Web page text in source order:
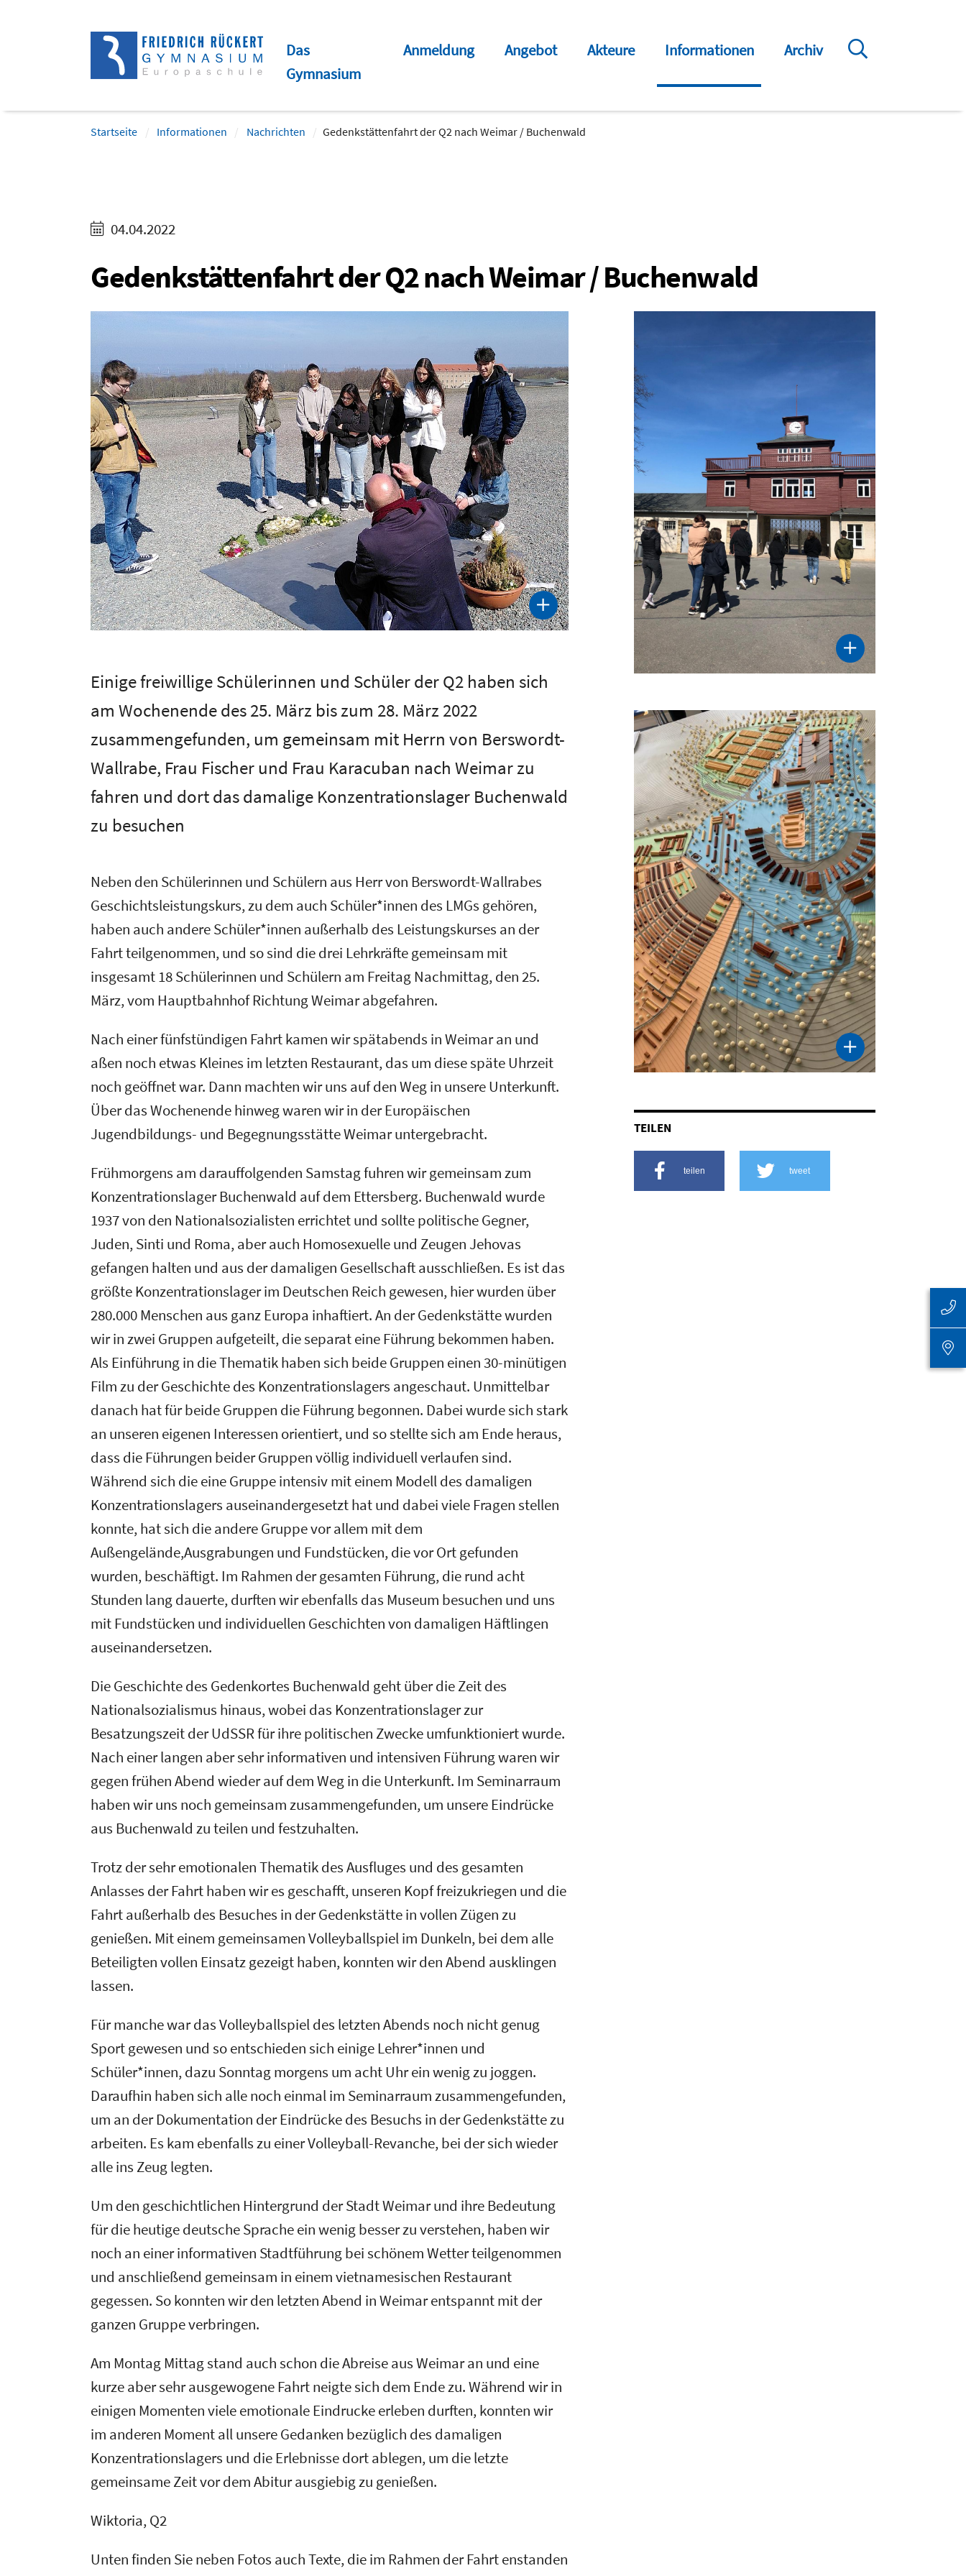
Das
Gymnasium
Anmeldung Angebot Akteure Informationen Archiv
Startseite Informationen Nachrichten Gedenkstättenfahrt der Q2 nach Weimar / Buchenwald
04.04.2022
Gedenkstättenfahrt der Q2 nach Weimar / Buchenwald
Einige freiwillige Schülerinnen und Schüler der Q2 haben sich
am Wochenende des 25. März bis zum 28. März 2022
zusammengefunden, um gemeinsam mit Herrn von Berswordt-
Wallrabe, Frau Fischer und Frau Karacuban nach Weimar zu
fahren und dort das damalige Konzentrationslager Buchenwald
zu besuchen
Neben den Schülerinnen und Schülern aus Herr von Berswordt-Wallrabes
Geschichtsleistungskurs, zu dem auch Schüler*innen des LMGs gehören,
haben auch andere Schüler*innen außerhalb des Leistungskurses an der
Fahrt teilgenommen, und so sind die drei Lehrkräfte gemeinsam mit
insgesamt 18 Schülerinnen und Schülern am Freitag Nachmittag, den 25.
März, vom Hauptbahnhof Richtung Weimar abgefahren.
Nach einer fünfstündigen Fahrt kamen wir spätabends in Weimar an und
aßen noch etwas Kleines im letzten Restaurant, das um diese späte Uhrzeit
noch geöffnet war. Dann machten wir uns auf den Weg in unsere Unterkunft.
Über das Wochenende hinweg waren wir in der Europäischen
Jugendbildungs- und Begegnungsstätte Weimar untergebracht.
Frühmorgens am darauffolgenden Samstag fuhren wir gemeinsam zum
Konzentrationslager Buchenwald auf dem Ettersberg. Buchenwald wurde
1937 von den Nationalsozialisten errichtet und sollte politische Gegner,
Juden, Sinti und Roma, aber auch Homosexuelle und Zeugen Jehovas
gefangen halten und aus der damaligen Gesellschaft ausschließen. Es ist das
größte Konzentrationslager im Deutschen Reich gewesen, hier wurden über
280.000 Menschen aus ganz Europa inhaftiert. An der Gedenkstätte wurden
wir in zwei Gruppen aufgeteilt, die separat eine Führung bekommen haben.
Als Einführung in die Thematik haben sich beide Gruppen einen 30-minütigen
Film zu der Geschichte des Konzentrationslagers angeschaut. Unmittelbar
danach hat für beide Gruppen die Führung begonnen. Dabei wurde sich stark
an unseren eigenen Interessen orientiert, und so stellte sich am Ende heraus,
dass die Führungen beider Gruppen völlig individuell verlaufen sind.
Während sich die eine Gruppe intensiv mit einem Modell des damaligen
Konzentrationslagers auseinandergesetzt hat und dabei viele Fragen stellen
konnte, hat sich die andere Gruppe vor allem mit dem
Außengelände,Ausgrabungen und Fundstücken, die vor Ort gefunden
wurden, beschäftigt. Im Rahmen der gesamten Führung, die rund acht
Stunden lang dauerte, durften wir ebenfalls das Museum besuchen und uns
mit Fundstücken und individuellen Geschichten von damaligen Häftlingen
auseinandersetzen.
Die Geschichte des Gedenkortes Buchenwald geht über die Zeit des
Nationalsozialismus hinaus, wobei das Konzentrationslager zur
Besatzungszeit der UdSSR für ihre politischen Zwecke umfunktioniert wurde.
Nach einer langen aber sehr informativen und intensiven Führung waren wir
gegen frühen Abend wieder auf dem Weg in die Unterkunft. Im Seminarraum
haben wir uns noch gemeinsam zusammengefunden, um unsere Eindrücke
aus Buchenwald zu teilen und festzuhalten.
Trotz der sehr emotionalen Thematik des Ausfluges und des gesamten
Anlasses der Fahrt haben wir es geschafft, unseren Kopf freizukriegen und die
Fahrt außerhalb des Besuches in der Gedenkstätte in vollen Zügen zu
genießen. Mit einem gemeinsamen Volleyballspiel im Dunkeln, bei dem alle
Beteiligten vollen Einsatz gezeigt haben, konnten wir den Abend ausklingen
lassen.
Für manche war das Volleyballspiel des letzten Abends noch nicht genug
Sport gewesen und so entschieden sich einige Lehrer*innen und
Schüler*innen, dazu Sonntag morgens um acht Uhr ein wenig zu joggen.
Daraufhin haben sich alle noch einmal im Seminarraum zusammengefunden,
um an der Dokumentation der Eindrücke des Besuchs in der Gedenkstätte zu
arbeiten. Es kam ebenfalls zu einer Volleyball-Revanche, bei der sich wieder
alle ins Zeug legten.
Um den geschichtlichen Hintergrund der Stadt Weimar und ihre Bedeutung
für die heutige deutsche Sprache ein wenig besser zu verstehen, haben wir
noch an einer informativen Stadtführung bei schönem Wetter teilgenommen
und anschließend gemeinsam in einem vietnamesischen Restaurant
gegessen. So konnten wir den letzten Abend in Weimar entspannt mit der
ganzen Gruppe verbringen.
Am Montag Mittag stand auch schon die Abreise aus Weimar an und eine
kurze aber sehr ausgewogene Fahrt neigte sich dem Ende zu. Während wir in
einigen Momenten viele emotionale Eindrucke erleben durften, konnten wir
im anderen Moment all unsere Gedanken bezüglich des damaligen
Konzentrationslagers und die Erlebnisse dort ablegen, um die letzte
gemeinsame Zeit vor dem Abitur ausgiebig zu genießen.
Wiktoria, Q2
Unten finden Sie neben Fotos auch Texte, die im Rahmen der Fahrt enstanden
TEILEN
teilen tweet